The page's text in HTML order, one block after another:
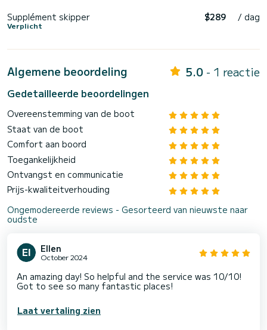
Supplément skipper
Verplicht
$289 / dag
Algemene beoordeling 5.0 - 1 reactie
Gedetailleerde beoordelingen
Overeenstemming van de boot
Staat van de boot
Comfort aan boord
Toegankelijkheid
Ontvangst en communicatie
Prijs-kwaliteitverhouding
Ongemodereerde reviews - Gesorteerd van nieuwste naar
oudste
Ellen
October 2024
An amazing day! So helpful and the service was 10/10!
Got to see so many fantastic places!
Laat vertaling zien